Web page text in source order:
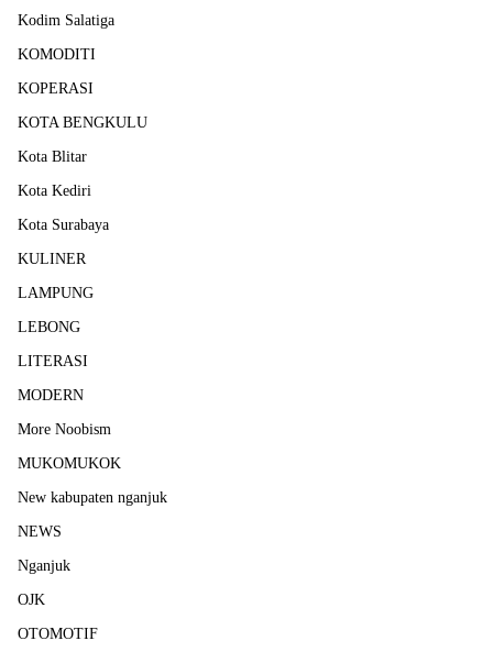
Kodim Salatiga
KOMODITI
KOPERASI
KOTA BENGKULU
Kota Blitar
Kota Kediri
Kota Surabaya
KULINER
LAMPUNG
LEBONG
LITERASI
MODERN
More Noobism
MUKOMUKOK
New kabupaten nganjuk
NEWS
Nganjuk
OJK
OTOMOTIF